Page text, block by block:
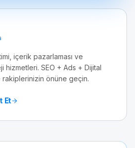
içerik pazarlaması ve
hizmetleri. SEO + Ads + Dijital
rakiplerinizin önüne geçin.
Et